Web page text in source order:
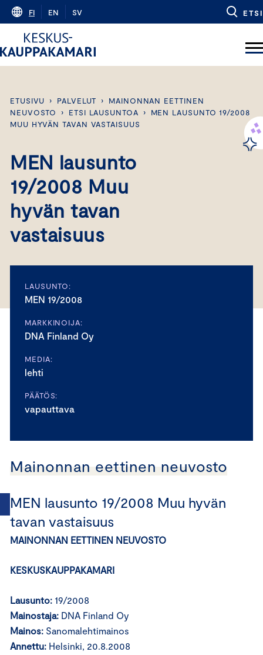
Skip
content
FI EN SV ETSI
ETUSIVU › PALVELUT ›
MAINONNAN EETTINEN
NEUVOSTO
› ETSI LAUSUNTOA ›
MEN LAUSUNTO 19/2008
MUU HYVÄN TAVAN VASTAISUUS
MEN lausunto
19/2008 Muu
hyvän tavan
vastaisuus
LAUSUNTO:
MEN 19/2008
MARKKINOIJA:
DNA Finland Oy
MEDIA:
lehti
PÄÄTÖS:
vapauttava
Mainonnan eettinen neuvosto
MEN lausunto 19/2008 Muu hyvän
tavan vastaisuus
MAINONNAN EETTINEN NEUVOSTO
KESKUSKAUPPAKAMARI
Lausunto: 19/2008
Mainostaja: DNA Finland Oy
Mainos: Sanomalehtimainos
Annettu: Helsinki, 20.8.2008